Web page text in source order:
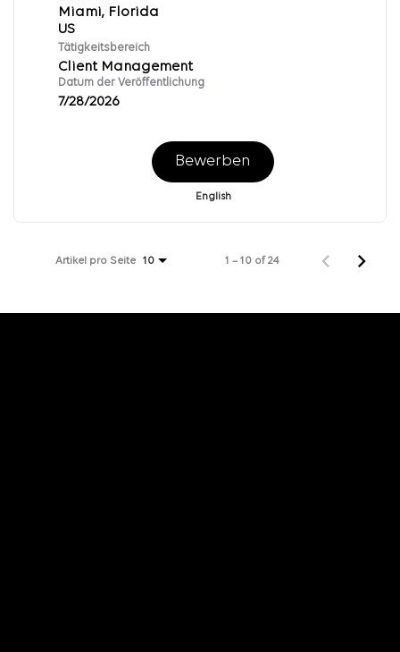
Miami, Florida
Tätigkeitsbereich
Client Management
Datum der Veröffentlichung
7/28/2026
Bewerben
English
Artikel pro Seite 10 1 – 10 of 24